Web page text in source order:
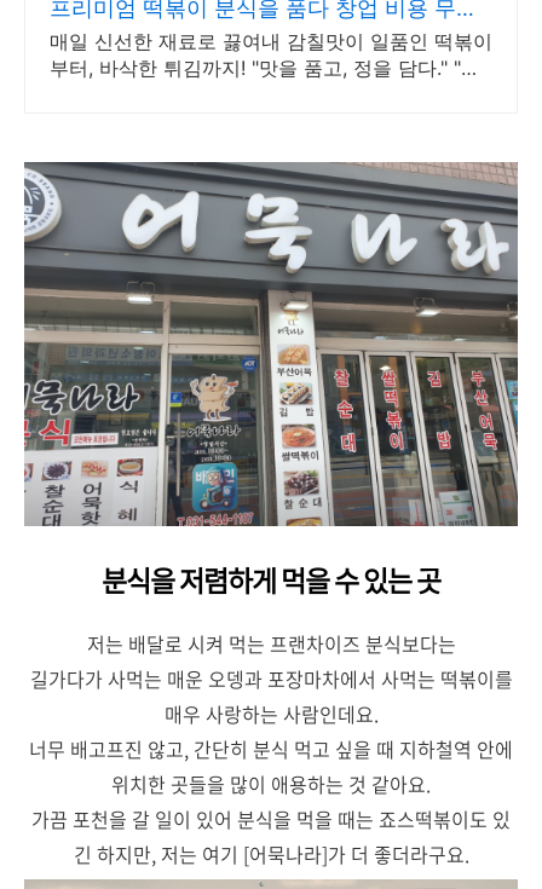
프리미엄 떡볶이 분식을 품다 창업 비용 무료
상담
매일 신선한 재료로 끓여내 감칠맛이 일품인 떡볶이
부터, 바삭한 튀김까지! "맛을 품고, 정을 담다." "분
분식을 저렴하게 먹을 수 있는 곳
저는 배달로 시켜 먹는 프랜차이즈 분식보다는
길가다가 사먹는 매운 오뎅과 포장마차에서 사먹는 떡볶이를
매우 사랑하는 사람인데요.
너무 배고프진 않고, 간단히 분식 먹고 싶을 때 지하철역 안에
위치한 곳들을 많이 애용하는 것 같아요.
가끔 포천을 갈 일이 있어 분식을 먹을 때는 죠스떡볶이도 있
긴 하지만, 저는 여기 [어묵나라]가 더 좋더라구요.